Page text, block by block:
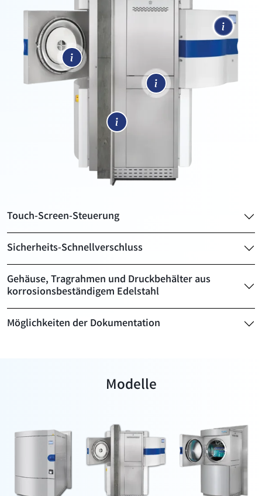
Touch-Screen-Steuerung
Sicherheits-Schnellverschluss
Gehäuse, Tragrahmen und Druckbehälter aus
korrosionsbeständigem Edelstahl
Möglichkeiten der Dokumentation
Modelle